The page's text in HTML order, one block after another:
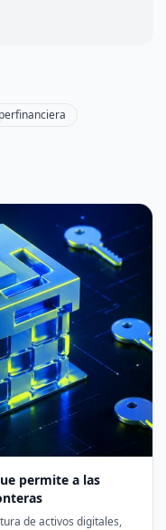
permite a las
de activos digitales,